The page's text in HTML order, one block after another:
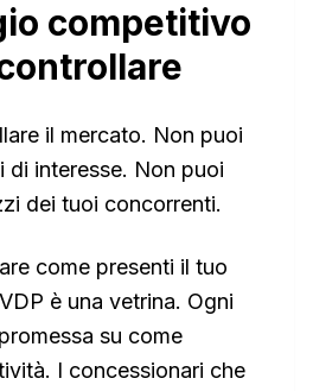
competitivo
il mercato. Non puoi
di interesse. Non puoi
dei tuoi concorrenti.
come presenti il tuo
è una vetrina. Ogni
su come
I concessionari che